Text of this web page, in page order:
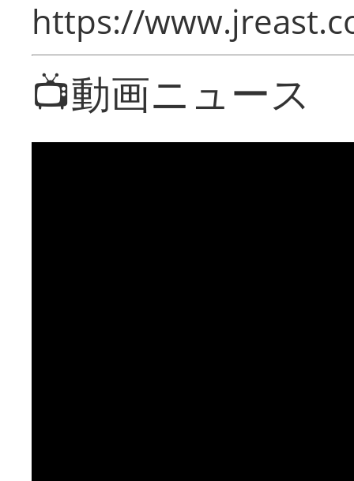
https://
📺動画ニュース